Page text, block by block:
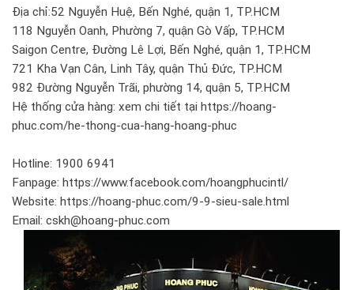
Địa chỉ:52 Nguyễn Huệ, Bến Nghé, quận 1, TP.HCM
118 Nguyễn Oanh, Phường 7, quận Gò Vấp, TP.HCM
Saigon Centre, Đường Lê Lợi, Bến Nghé, quận 1, TP.HCM
721 Kha Vạn Cân, Linh Tây, quận Thủ Đức, TP.HCM
982 Đường Nguyễn Trãi, phường 14, quận 5, TP.HCM
Hệ thống cửa hàng: xem chi tiết tại https://hoang-
phuc.com/he-thong-cua-hang-hoang-phuc
Hotline: 1900 6941
Fanpage: https://www.facebook.com/hoangphucintl/
Website: https://hoang-phuc.com/9-9-sieu-sale.html
Email: cskh@hoang-phuc.com